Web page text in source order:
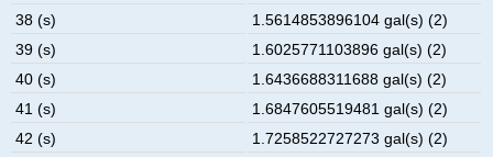
38 (s)
1.5614853896104 gal(s) (2)
39 (s)
1.6025771103896 gal(s) (2)
40 (s)
1.6436688311688 gal(s) (2)
41 (s)
1.6847605519481 gal(s) (2)
42 (s)
1.7258522727273 gal(s) (2)